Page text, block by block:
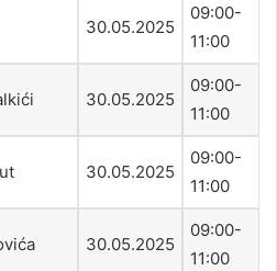
30.05.2025
09:00-
11:00
30.05.2025
09:00-
11:00
30.05.2025
09:00-
11:00
30.05.2025
09:00-
11:00